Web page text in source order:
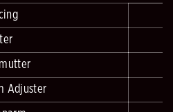
Adjuster